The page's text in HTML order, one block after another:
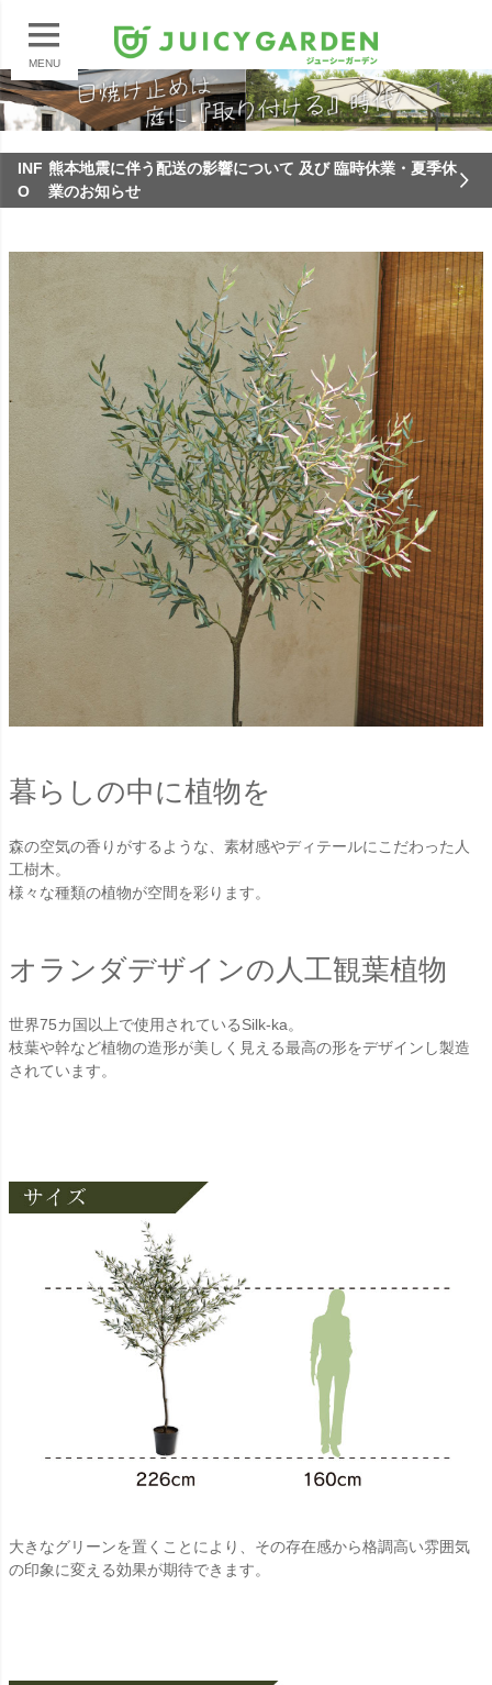
MENU
INF
O
熊本地震に伴う配送の影響について 及び 臨時休業・夏季休
業のお知らせ
暮らしの中に植物を
森の空気の香りがするような、素材感やディテールにこだわった人
工樹木。
様々な種類の植物が空間を彩ります。
オランダデザインの人工観葉植物
世界75カ国以上で使用されているSilk-ka。
枝葉や幹など植物の造形が美しく見える最高の形をデザインし製造
されています。
大きなグリーンを置くことにより、その存在感から格調高い雰囲気
の印象に変える効果が期待できます。